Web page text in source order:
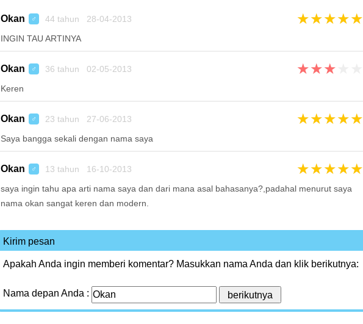
Okan ♂ 44 tahun 28-04-2013 ★★★★★
INGIN TAU ARTINYA
Okan ♂ 36 tahun 02-05-2013 ★★★
Keren
Okan ♂ 23 tahun 27-06-2013 ★★★★★
Saya bangga sekali dengan nama saya
Okan ♂ 13 tahun 16-10-2013 ★★★★★
saya ingin tahu apa arti nama saya dan dari mana asal bahasanya?,padahal menurut saya
nama okan sangat keren dan modern.
Kirim pesan
Apakah Anda ingin memberi komentar? Masukkan nama Anda dan klik berikutnya:
Nama depan Anda :